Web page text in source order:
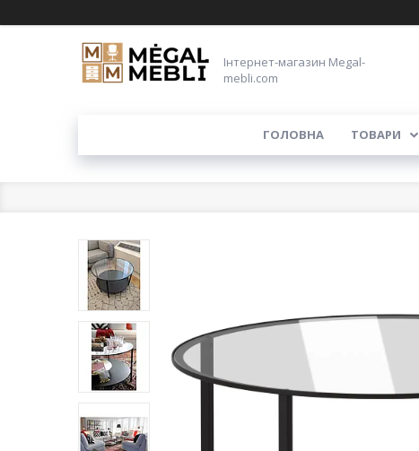
Інтернет-магазин Megal-
mebli.com
ГОЛОВНА ТОВАРИ